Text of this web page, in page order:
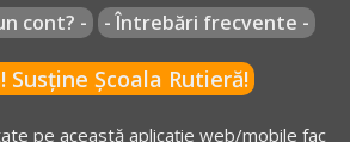
cont? -
- Întrebări frecvente -
Susține Școala Rutieră!
pe această aplicație web/mobile fac